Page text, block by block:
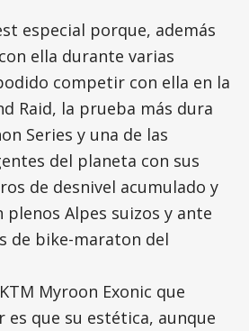
especial porque, además
ella durante varias
competir con ella en la
Raid, la prueba más dura
Series y una de las
del planeta con sus
de desnivel acumulado y
plenos Alpes suizos y ante
de bike-maraton del
Myroon Exonic que
es que su estética, aunque